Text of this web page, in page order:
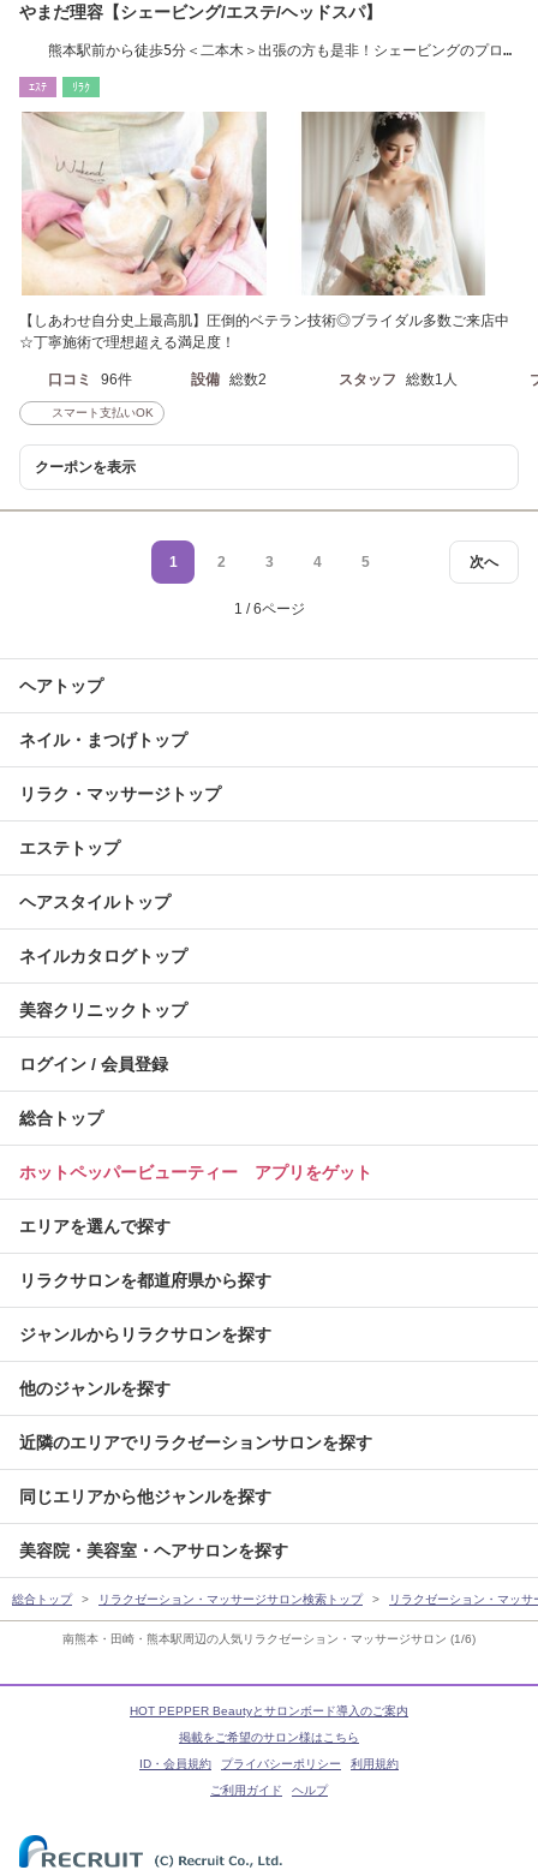
南熊本・田崎・熊本駅周辺の人気リラクゼーション・マッサージサロン (1/6)
やまだ理容【シェービング/エステ/ヘッドスパ】
熊本駅前から徒歩5分＜二本木＞出張の方も是非！シェービングのプロ在
ｴｽﾃ ﾘﾗｸ
【しあわせ自分史上最高肌】圧倒的ベテラン技術◎ブライダル多数ご来店中
☆丁寧施術で理想超える満足度！
口コミ 96件 設備 総数2 スタッフ 総数1人
スマート支払いOK
クーポンを表示
次へ
1 2 3 4 5
1 / 6ページ
ヘアトップ
ネイル・まつげトップ
リラク・マッサージトップ
エステトップ
ヘアスタイルトップ
ネイルカタログトップ
美容クリニックトップ
ログイン / 会員登録
総合トップ
ホットペッパービューティー アプリをゲット
エリアを選んで探す
リラクサロンを都道府県から探す
ジャンルからリラクサロンを探す
他のジャンルを探す
近隣のエリアでリラクゼーションサロンを探す
同じエリアから他ジャンルを探す
美容院・美容室・ヘアサロンを探す
総合トップ リラクゼーション・マッサージサロン検索トップ リラクゼーション・マッ
HOT PEPPER Beautyとサロンボード導入のご案内
掲載をご希望のサロン様はこちら
ID・会員規約
プライバシーポリシー
利用規約
ご利用ガイド
ヘルプ